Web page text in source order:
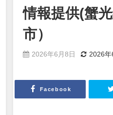
情報提供(蟹
市）
2026年6月8日 2026年
Facebook